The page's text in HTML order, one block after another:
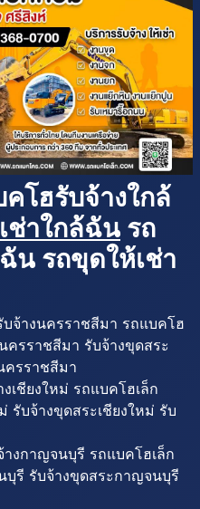
โฮรับจ้างใกล้
ช่าใกล้ฉัน รถ
น รถขุดให้เช่า
จ้างนครราชสีมา รถแบคโฮ
ครราชสีมา รับจ้างขุดสระ
ครราชสีมา
เชียงใหม่ รถแบคโฮเล็ก
รับจ้างขุดสระเชียงใหม่ รับ
งกาญจนบุรี รถแบคโฮเล็ก
รี รับจ้างขุดสระกาญจนบุรี